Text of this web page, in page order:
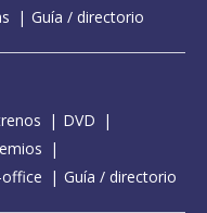
Guía / directorio
DVD
Guía / directorio